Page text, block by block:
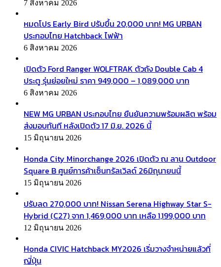
7 สิงหาคม 2026
หมดโปร Early Bird ปรับขึ้น 20,000 บาท! MG URBAN
ประกอบไทย Hatchback ไฟฟ้า
6 สิงหาคม 2026
เปิดตัว Ford Ranger WOLFTRAK ตัวถัง Double Cab 4
ประตู รุ่นย่อยใหม่ ราคา 949,000 – 1,089,000 บาท
6 สิงหาคม 2026
NEW MG URBAN ประกอบไทย ยืนยันความพร้อมผลิต พร้อม
ส่งมอบทันที หลังเปิดตัว 17 มิ.ย. 2026 นี้
15 มิถุนายน 2026
Honda City Minorchange 2026 เปิดตัว ณ ลาน Outdoor
Square B ศูนย์การค้าเซ็นทรัลเวิลด์ 26มิถุนายนนี้
15 มิถุนายน 2026
ปรับลด 270,000 บาท! Nissan Serena Highway Star S-
Hybrid (C27) จาก 1,469,000 บาท เหลือ 1,199,000 บาท
12 มิถุนายน 2026
Honda CIVIC Hatchback MY2026 เริ่มวางจำหน่ายแล้วที่
ญี่ปุ่น